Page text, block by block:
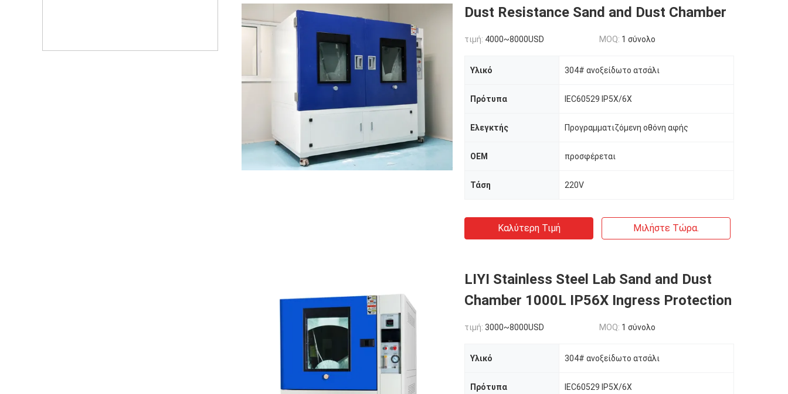
Dust Resistance Sand and Dust Chamber
τιμή: 4000~8000USD MOQ: 1 σύνολο
Υλικό 304# ανοξείδωτο ατσάλι
Πρότυπα IEC60529 IP5X/6X
Ελεγκτής Προγραμματιζόμενη οθόνη αφής
OEM προσφέρεται
Τάση 220V
Καλύτερη Τιμή Μιλήστε Τώρα.
LIYI Stainless Steel Lab Sand and Dust
Chamber 1000L IP56X Ingress Protection
τιμή: 3000~8000USD MOQ: 1 σύνολο
Υλικό 304# ανοξείδωτο ατσάλι
Πρότυπα IEC60529 IP5X/6X